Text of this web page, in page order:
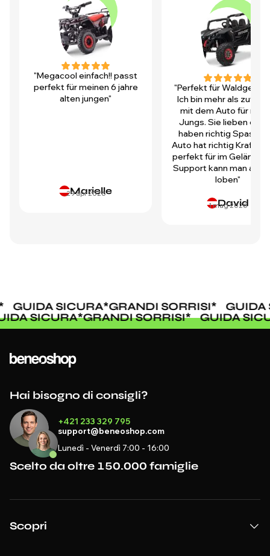
"Megacool einfach!! passt
perfekt für meinen 6 jahre
alten jungen"
Marielle
29 apr 2026
"Perfekt für
Ich bin mehr als
mit dem Auto für
Jungs. Sie lieben es
haben richtig Spass!
Auto hat richtig Kraft
perfekt für im Gelände.
Support kann man auch
loben"
David
1 mag 2026
GUIDA SICURA*GRANDI SORRISI*
GUIDA
SICURA*GRANDI SORRISI* GUIDA
Hai bisogno di consigli?
+421 233 329 795
support@beneoshop.com
Lunedì - Venerdì 7:00 - 16:00
Scelto da oltre 150.000 famiglie
Scopri